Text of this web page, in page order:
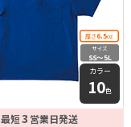
厚さ6.5oz
サイズ
SS〜5L
カラー
10色
最短3 営業日発送